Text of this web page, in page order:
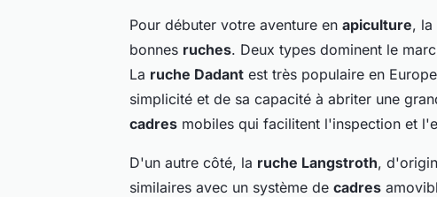
Pour débuter votre aventure en apiculture, la
bonnes ruches. Deux types dominent le
La ruche Dadant est très populaire en
simplicité et de sa capacité à abriter une
cadres mobiles qui facilitent l'inspection et
D'un autre côté, la ruche Langstroth,
similaires avec un système de cadres